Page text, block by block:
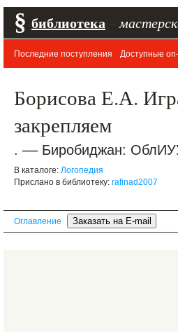
§ библиотека
Последние поступления Доступные
Борисова Е.А.
закрепляем
. –– Биробиджан:
В каталоге: Логопедия
Прислано в библиотеку: rafinad2007
Оглавление